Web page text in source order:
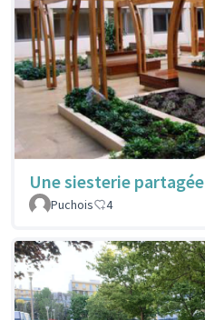
Une siesterie partagée
Puchois
4